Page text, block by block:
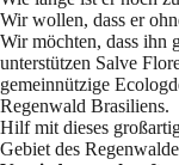
Wir wollen, dass er
Wir möchten, dass ihn
unterstützen Salve
gemeinnützige
Regenwald Brasiliens.
Hilf mit dieses
Gebiet des